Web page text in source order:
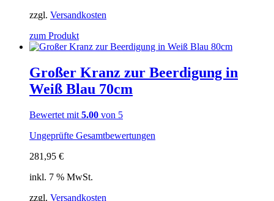
zzgl. Versandkosten
zum Produkt
Großer Kranz zur Beerdigung in
Weiß Blau 70cm
Bewertet mit 5.00 von 5
Ungeprüfte Gesamtbewertungen
281,95 €
inkl. 7 % MwSt.
zzgl. Versandkosten